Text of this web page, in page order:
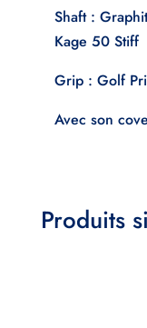
Shaft :
Kage 50 Stiff
Grip : Golf
Avec son
Produits